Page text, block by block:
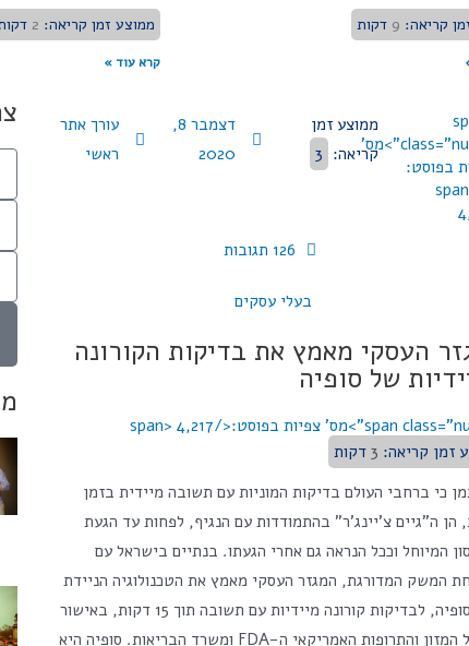
קריאה: 9 דקות ממוצע זמן קריאה: 2
קרא עוד »
class="numV">מס'
בפוסט:
ממוצע זמן
קריאה: 3
דצמבר 8,
2020
עורך אתר
ראשי
126 תגובות
בעלי עסקים
העסקי מאמץ את בדיקות הקורונה
של סופיה
4,217
זמן קריאה: 3 דקות
כי ברחבי העולם בדיקות המוניות עם תשובה מיידית בזמן
הן ה"גיים צ'יינג'ר" בהתמודדות עם הנגיף, לפחות עד הגעת
המיוחל וככל הנראה גם אחרי הגעתו. בנתיים בישראל עם
המשק המדורגת, המגזר העסקי מאמץ את הטכנולוגיה הניידת
של סופיה, לבדיקות קורונה מיידיות עם תשובה תוך 15 דקות, באישור
מנהל המזון והתרופות האמריקאי ה-FDA ומשרד הבריאות. סופיה היא